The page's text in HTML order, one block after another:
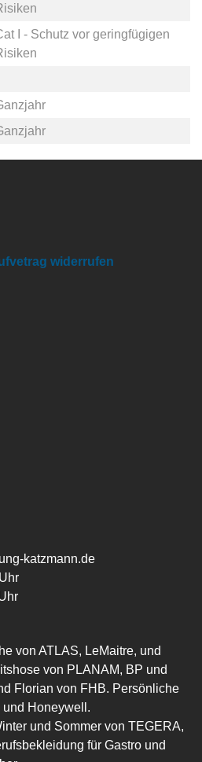
I - Schutz vor geringfügigen
widerrufen
katzmann.de
von ATLAS, LeMaitre, und
von PLANAM, BP und
Florian von FHB. Persönliche
und Honeywell.
und Sommer von TEGERA,
für Gastro und